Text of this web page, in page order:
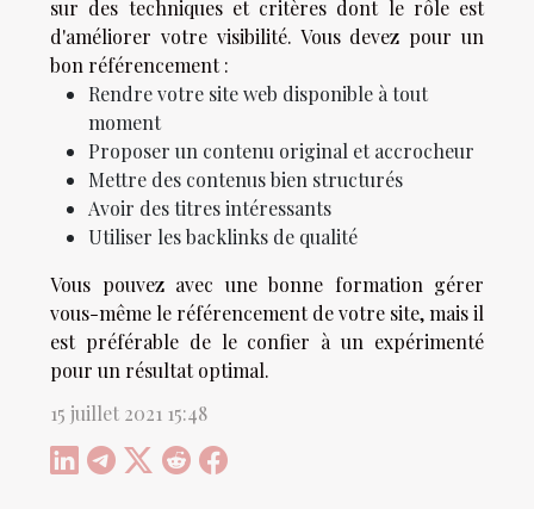
sur des techniques et critères dont le rôle est
d'améliorer votre visibilité. Vous devez pour un
bon référencement :
Rendre votre site web disponible à tout
moment
Proposer un contenu original et accrocheur
Mettre des contenus bien structurés
Avoir des titres intéressants
Utiliser les backlinks de qualité
Vous pouvez avec une bonne formation gérer
vous-même le référencement de votre site, mais il
est préférable de le confier à un expérimenté
pour un résultat optimal.
15 juillet 2021 15:48